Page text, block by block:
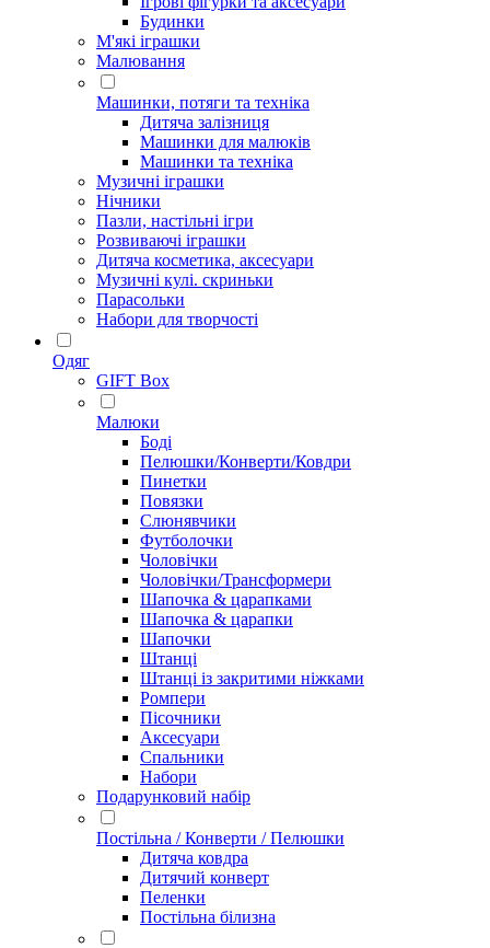
Будинки
М'які іграшки
Малювання
Машинки, потяги та техніка
Дитяча залізниця
Машинки для малюків
Машинки та техніка
Музичні іграшки
Нічники
Пазли, настільні ігри
Розвиваючі іграшки
Дитяча косметика, аксесуари
Музичні кулі. скриньки
Парасольки
Набори для творчості
Одяг
GIFT Box
Малюки
Боді
Пелюшки/Конверти/Ковдри
Пинетки
Повязки
Слюнявчики
Футболочки
Чоловічки
Чоловічки/Трансформери
Шапочка & царапками
Шапочка & царапки
Шапочки
Штанці
Штанці із закритими ніжками
Ромпери
Пісочники
Аксесуари
Спальники
Набори
Подарунковий набір
Постільна / Конверти / Пелюшки
Дитяча ковдра
Дитячий конверт
Пеленки
Постільна білизна